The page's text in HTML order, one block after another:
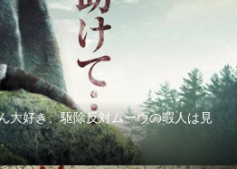
大好き、駆除反対ムーヴの暇人は見